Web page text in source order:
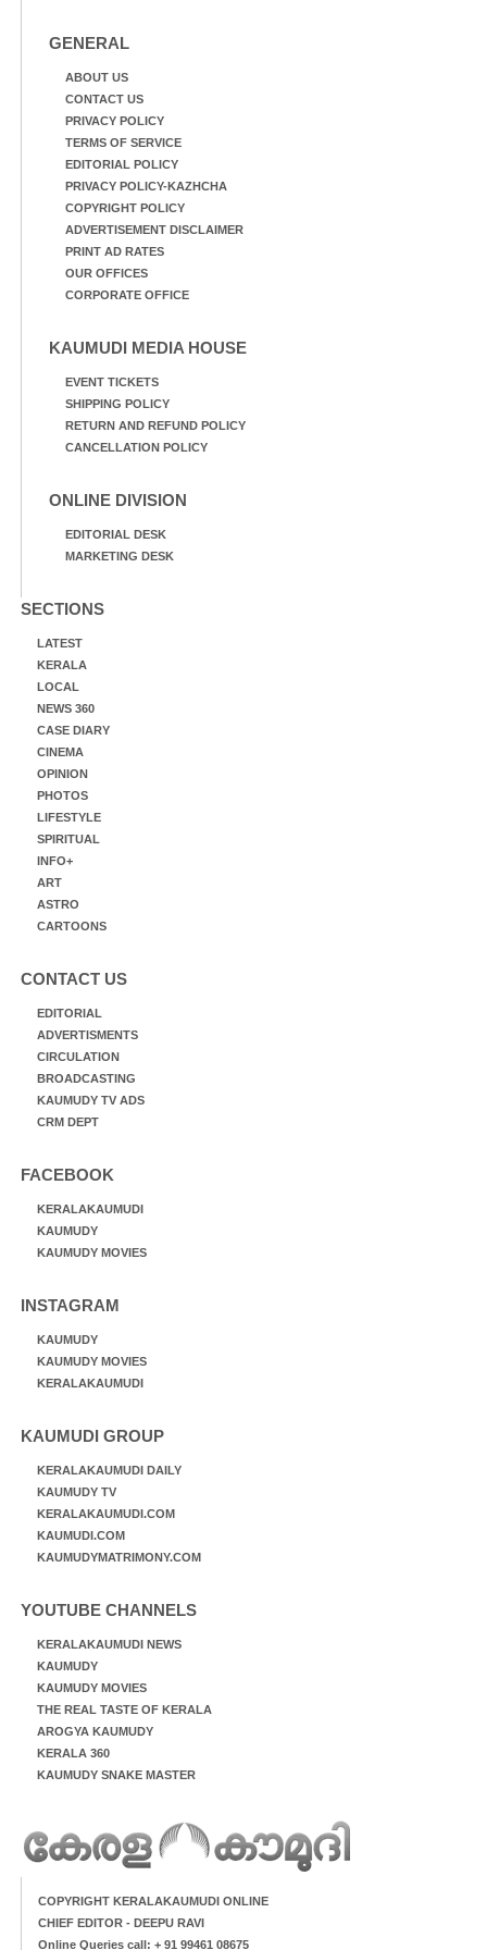
GENERAL
ABOUT US
CONTACT US
PRIVACY POLICY
TERMS OF SERVICE
EDITORIAL POLICY
PRIVACY POLICY-KAZHCHA
COPYRIGHT POLICY
ADVERTISEMENT DISCLAIMER
PRINT AD RATES
OUR OFFICES
CORPORATE OFFICE
KAUMUDI MEDIA HOUSE
EVENT TICKETS
SHIPPING POLICY
RETURN AND REFUND POLICY
CANCELLATION POLICY
ONLINE DIVISION
EDITORIAL DESK
MARKETING DESK
SECTIONS
LATEST
KERALA
LOCAL
NEWS 360
CASE DIARY
CINEMA
OPINION
PHOTOS
LIFESTYLE
SPIRITUAL
INFO+
ART
ASTRO
CARTOONS
CONTACT US
EDITORIAL
ADVERTISMENTS
CIRCULATION
BROADCASTING
KAUMUDY TV ADS
CRM DEPT
FACEBOOK
KERALAKAUMUDI
KAUMUDY
KAUMUDY MOVIES
INSTAGRAM
KAUMUDY
KAUMUDY MOVIES
KERALAKAUMUDI
KAUMUDI GROUP
KERALAKAUMUDI DAILY
KAUMUDY TV
KERALAKAUMUDI.COM
KAUMUDI.COM
KAUMUDYMATRIMONY.COM
YOUTUBE CHANNELS
KERALAKAUMUDI NEWS
KAUMUDY
KAUMUDY MOVIES
THE REAL TASTE OF KERALA
AROGYA KAUMUDY
KERALA 360
KAUMUDY SNAKE MASTER
COPYRIGHT KERALAKAUMUDI ONLINE
CHIEF EDITOR - DEEPU RAVI
Online Queries call: + 91 99461 08675